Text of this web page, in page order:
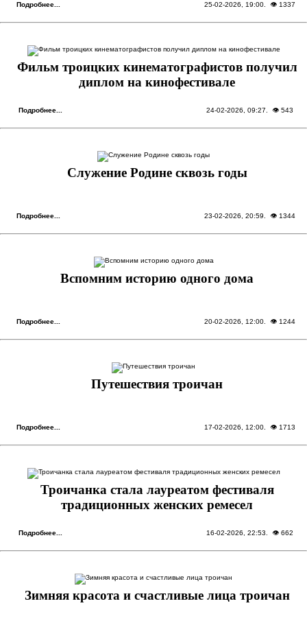
Подробнее... 25-02-2026, 19:00. 👁 1337
Фильм троицких кинематографистов получил
диплом на кинофестивале
Подробнее... 24-02-2026, 09:27 . 👁 543
Служение Родине сквозь годы
Подробнее... 23-02-2026, 20:59 . 👁 1344
Вспомним историю одного дома
Подробнее... 20-02-2026, 12:00. 👁 1244
Путешествия троичан
Подробнее... 17-02-2026, 12:00. 👁 1713
Троичанка стала лауреатом фестиваля
традиционных женских ремесел
Подробнее... 16-02-2026, 22:53 . 👁 662
Зимняя красота и счастливые лица троичан